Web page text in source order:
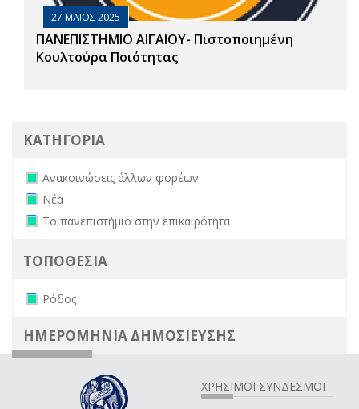
27 ΜΑΙΟΣ 2025
ΠΑΝΕΠΙΣΤΗΜΙΟ ΑΙΓΑΙΟΥ- Πιστοποιημένη
Κουλτούρα Ποιότητας
ΚΑΤΗΓΟΡΙΑ
Remove Ανακοινώσεις άλλων φορέων filter
Ανακοινώσεις άλλων φορέων
Remove Νέα filter
Νέα
Remove Το πανεπιστήμιο στην επικαιρότητα filter
Το πανεπιστήμιο στην επικαιρότητα
ΤΟΠΟΘΕΣΙΑ
Remove Ρόδος filter
Ρόδος
ΗΜΕΡΟΜΗΝΙΑ ΔΗΜΟΣΙΕΥΣΗΣ
ΧΡΗΣΙΜΟΙ ΣΥΝΔΕΣΜΟΙ